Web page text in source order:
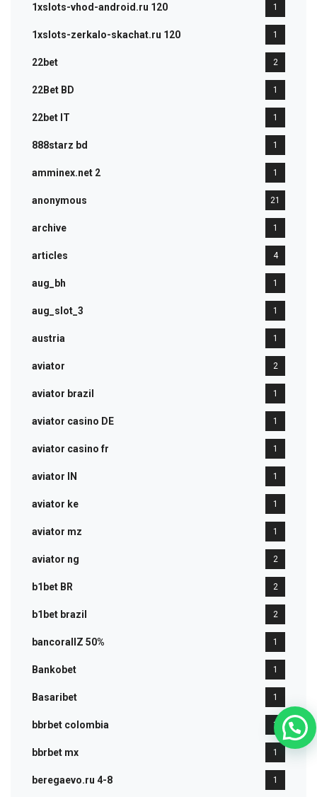
1xslots-vhod-android.ru 120 1
1xslots-zerkalo-skachat.ru 120 1
22bet 2
22Bet BD 1
22bet IT 1
888starz bd 1
amminex.net 2 1
anonymous 21
archive 1
articles 4
aug_bh 1
aug_slot_3 1
austria 1
aviator 2
aviator brazil 1
aviator casino DE 1
aviator casino fr 1
aviator IN 1
aviator ke 1
aviator mz 1
aviator ng 2
b1bet BR 2
b1bet brazil 2
bancorallZ 50% 1
Bankobet 1
Basaribet 1
bbrbet colombia 1
bbrbet mx 1
beregaevo.ru 4-8 1